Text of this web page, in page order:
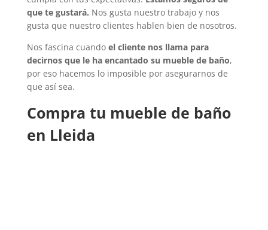
que te gustará. Nos gusta nuestro trabajo y nos
gusta que nuestro clientes hablen bien de nosotros.
Nos fascina cuando el cliente nos llama para
decirnos que le ha encantado su mueble de baño,
por eso hacemos lo imposible por asegurarnos de
que así sea.
Compra tu mueble de baño
en Lleida